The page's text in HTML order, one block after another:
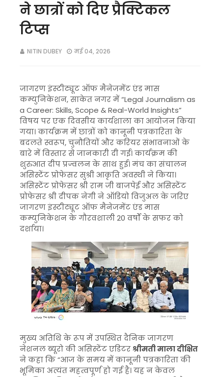
ने छात्रों को दिए प्रैक्टिकल
टिप्स
NITIN DUBEY मई 04, 2026
जागरण इंस्टीट्यूट ऑफ मैनेजमेंट एंड मास
कम्युनिकेशन, साकेत नगर में “Legal Journalism as
a Career: Skills, Scope & Real-World Insights”
विषय पर एक दिवसीय कार्यशाला का आयोजन किया
गया। कार्यक्रम में छात्रों को कानूनी पत्रकारिता के
बदलते स्वरूप, चुनौतियों और करियर संभावनाओं के
बारे में विस्तार से जानकारी दी गई। कार्यक्रम की
शुरुआत दीप प्रज्वलन के साथ हुई। मंच का संचालन
असिस्टेंट प्रोफेसर सुश्री आकृति अवस्थी ने किया।
असिस्टेंट प्रोफेसर श्री राम जी बाजपेई और असिस्टेंट
प्रोफेसर श्री दीपक नेगी ने ऑडियो विजुअल के जरिए
जागरण इंस्टीट्यूट ऑफ मैनेजमेंट एंड मास
कम्युनिकेशन के गौरवशाली 20 वर्षों के सफर को
दर्शाया।
मुख्य अतिथि के रूप में उपस्थित दैनिक जागरण
नेशनल ब्यूरो की असिस्टेंट एडिटरश्रीमती माला दीक्षित
ने कहा कि “आज के समय में कानूनी पत्रकारिता की
भूमिका अत्यंत महत्वपूर्ण हो गई है। यह न केवल